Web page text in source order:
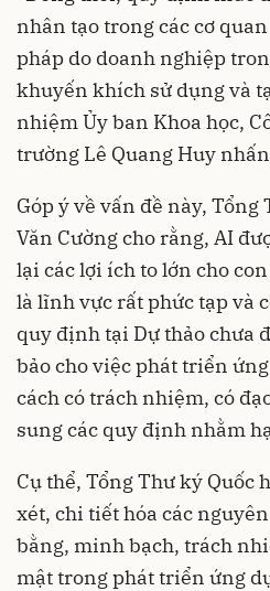
nhân tạo trong các cơ
pháp do doanh nghiệp
khuyến khích sử dụng và
nhiệm Ủy ban Khoa học,
trường Lê Quang Huy
Góp ý về vấn đề này, Tổng
Văn Cường cho rằng, AI
lại các lợi ích to lớn cho
là lĩnh vực rất phức tạp và
quy định tại Dự thảo chưa
bảo cho việc phát triển
cách có trách nhiệm, có
sung các quy định nhằm
Cụ thể, Tổng Thư ký Quốc
xét, chi tiết hóa các
bằng, minh bạch, trách
mật trong phát triển ứng